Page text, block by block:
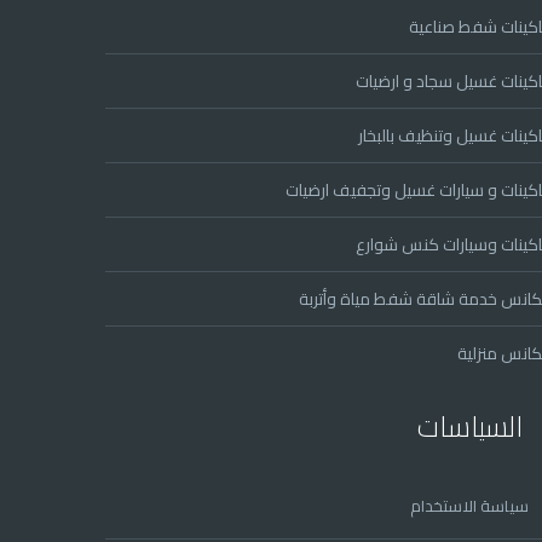
شفط صناعية
غسيل سجاد و ارضيات
غسيل وتنظيف بالبخار
و سيارات غسيل وتجفيف ارضيات
وسيارات كنس شوارع
خدمة شاقة شفط مياة وأتربة
منزلية
السياسات
سياسة الاستخدام